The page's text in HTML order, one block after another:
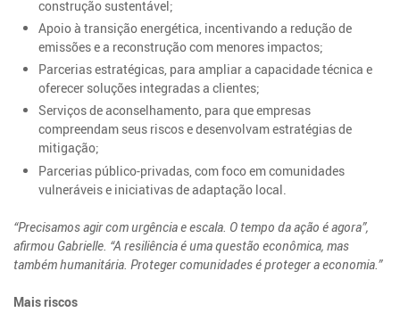
construção sustentável;
Apoio à transição energética, incentivando a redução de
emissões e a reconstrução com menores impactos;
Parcerias estratégicas, para ampliar a capacidade técnica e
oferecer soluções integradas a clientes;
Serviços de aconselhamento, para que empresas
compreendam seus riscos e desenvolvam estratégias de
mitigação;
Parcerias público-privadas, com foco em comunidades
vulneráveis e iniciativas de adaptação local.
“Precisamos agir com urgência e escala. O tempo da ação é agora”,
afirmou Gabrielle. “A resiliência é uma questão econômica, mas
também humanitária. Proteger comunidades é proteger a economia.”
Mais riscos